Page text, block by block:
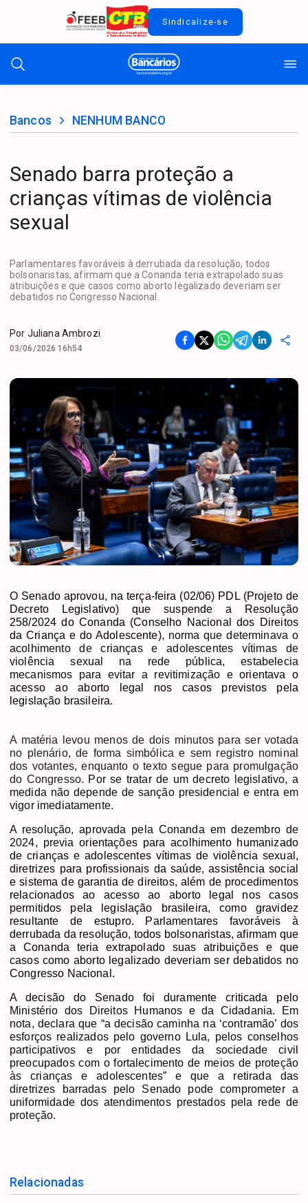
Sindicalize-se
Bancos NENHUM BANCO
Senado barra proteção a
crianças vítimas de violência
sexual
Parlamentares favoráveis à derrubada da resolução, todos
bolsonaristas, afirmam que a Conanda teria extrapolado suas
atribuições e que casos como aborto legalizado deveriam ser
debatidos no Congresso Nacional.
Por Juliana Ambrozi
03/06/2026 16h54
O Senado aprovou, na terça-feira (02/06) PDL (Projeto de
Decreto Legislativo) que suspende a Resolução
258/2024 do Conanda (Conselho Nacional dos Direitos
da Criança e do Adolescente), norma que determinava o
acolhimento de crianças e adolescentes vítimas de
violência sexual na rede pública, estabelecia
mecanismos para evitar a revitimização eorientava o
acesso ao aborto legal nos casos previstos pela
legislação brasileira.
A matéria levou menos de dois minutos para ser votada
no plenário, de forma simbólica e sem registro nominal
dos votantes, enquanto o texto segue para promulgação
do Congresso. Por se tratar de um decreto legislativo, a
medida não depende de sanção presidencial e entra em
vigor imediatamente.
A resolução, aprovada pela Conanda em dezembro de
2024, previaorientações para acolhimento humanizado
de crianças e adolescentes vítimas de violência sexual,
diretrizes para profissionais da saúde, assistência social
e sistema de garantia de direitos, além de procedimentos
relacionados ao acesso ao aborto legal nos casos
permitidos pela legislação brasileira, como gravidez
resultante de estupro. Parlamentares favoráveis à
derrubada da resolução, todos bolsonaristas, afirmam que
a Conanda teria extrapolado suas atribuições e que
casos como aborto legalizado deveriam ser debatidos no
Congresso Nacional.
A decisão do Senado foi duramente criticada pelo
Ministério dos Direitos Humanos e da Cidadania. Em
nota, declara que “a decisão caminha na ‘contramão’ dos
esforços realizados pelo governo Lula, pelos conselhos
participativos e por entidades da sociedade civil
preocupados com o fortalecimento de meios de proteção
às crianças e adolescentes” e que a retirada das
diretrizes barradas pelo Senado pode comprometer a
uniformidade dos atendimentos prestados pela rede de
proteção.
Relacionadas